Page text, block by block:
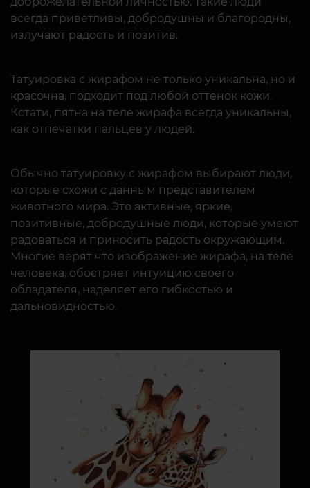
всегда приветливы, добродушны и благородны,
излучают радость и позитив.
Татуировка с жирафом не только уникальна, но и
красочна, подходит под любой оттенок кожи.
Кстати, пятна на теле жирафа всегда уникальны,
как отпечатки пальцев у людей.
Обычно татуировку с жирафом выбирают люди,
которые схожи с данным представителем
животного мира. Это активные, яркие,
позитивные, добродушные люди, которые умеют
радоваться и приносить радость окружающим.
Многие верят что изображение жирафа, на теле
человека, обостряет интуицию своего
обладателя, наделяет его гибкостью и
дальновидностью.